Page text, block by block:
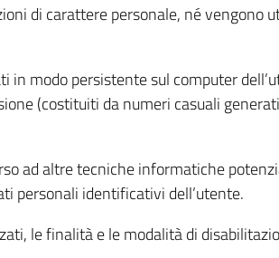
di carattere personale, né vengono
in modo persistente sul computer
(costituiti da numeri casuali
ad altre tecniche informatiche
personali identificativi dell’utente.
le finalità e le modalità di